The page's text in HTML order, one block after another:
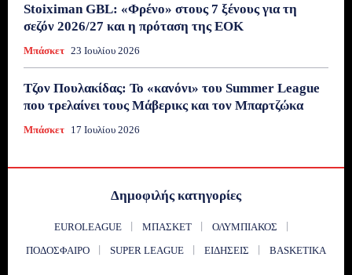
Stoiximan GBL: «Φρένο» στους 7 ξένους για τη
σεζόν 2026/27 και η πρόταση της ΕΟΚ
Μπάσκετ 23 Ιουλίου 2026
Τζον Πουλακίδας: Το «κανόνι» του Summer League
που τρελαίνει τους Μάβερικς και τον Μπαρτζώκα
Μπάσκετ 17 Ιουλίου 2026
Δημοφιλής κατηγορίες
EUROLEAGUE ΜΠΆΣΚΕΤ
ΟΛΥΜΠΙΑΚΌΣ
ΠΟΔΌΣΦΑΙΡΟ
SUPER LEAGUE ΕΙΔΉΣΕΙΣ BASKETIKA